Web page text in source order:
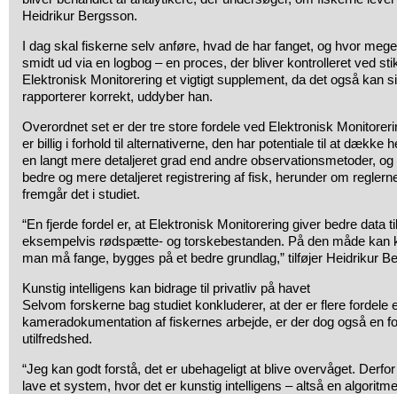
Heidrikur Bergsson.
I dag skal fiskerne selv anføre, hvad de har fanget, og hvor
smidt ud via en logbog – en proces, der bliver kontrolleret ved
Elektronisk Monitorering et vigtigt supplement, da det også kan
rapporterer korrekt, uddyber han.
Overordnet set er der tre store fordele ved Elektronisk
er billig i forhold til alternativerne, den har potentiale til at dække
en langt mere detaljeret grad end andre observationsmetoder,
bedre og mere detaljeret registrering af fisk, herunder om
fremgår det i studiet.
“En fjerde fordel er, at Elektronisk Monitorering giver bedre data
eksempelvis rødspætte- og torskebestanden. På den måde kan
man må fange, bygges på et bedre grundlag,” tilføjer Heidrikur
Kunstig intelligens kan bidrage til privatliv på havet
Selvom forskerne bag studiet konkluderer, at der er flere fordele
kameradokumentation af fiskernes arbejde, er der dog også en
utilfredshed.
“Jeg kan godt forstå, det er ubehageligt at blive overvåget.
lave et system, hvor det er kunstig intelligens – altså en